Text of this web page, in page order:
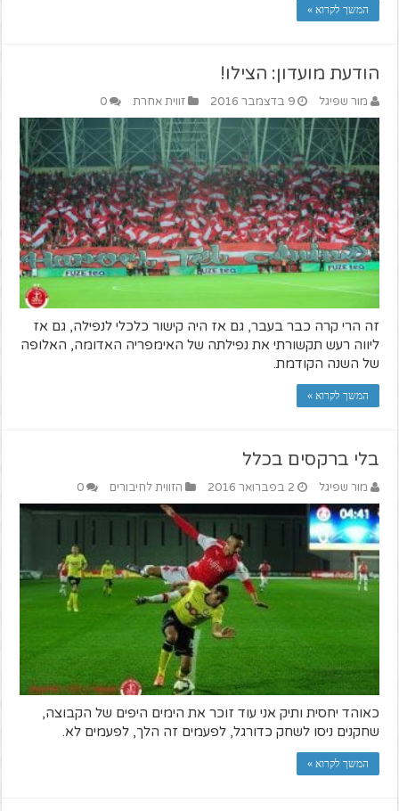
המשך לקרוא »
הודעת מועדון: הצילו!
מור שפיגל 9 בדצמבר 2016 זווית אחרת 0
זה הרי קרה כבר בעבר, גם אז היה קישור כלכלי לנפילה, גם אז
ליווה רעש תקשורתי את נפילתה של האימפריה האדומה, האלופה
של השנה הקודמת.
המשך לקרוא »
בלי ברקסים בכלל
מור שפיגל 2 בפברואר 2016 הזווית לחיבורים 0
כאוהד יחסית ותיק אני עוד זוכר את הימים היפים של הקבוצה,
שחקנים ניסו לשחק כדורגל, לפעמים זה הלך, לפעמים לא.
המשך לקרוא »